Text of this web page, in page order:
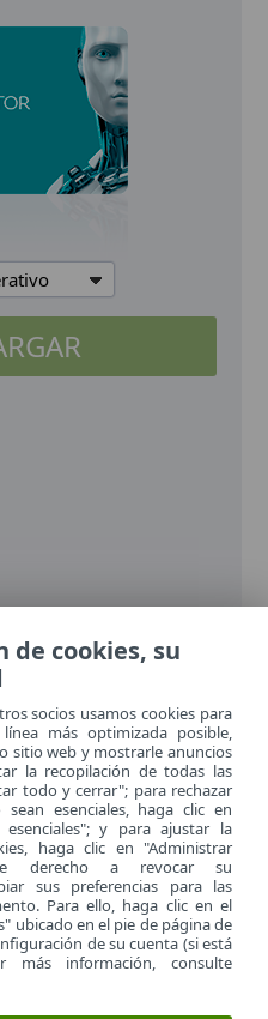
de cookies, su
socios usamos cookies para
más optimizada posible,
sitio web y mostrarle anuncios
la recopilación de todas las
todo y cerrar"; para rechazar
esenciales, haga clic en
y para ajustar la
haga clic en "Administrar
derecho a revocar su
sus preferencias para las
Para ello, haga clic en el
ubicado en el pie de página de
de su cuenta (si está
más información, consulte